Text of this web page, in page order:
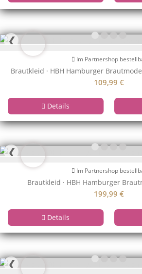
❮
Im Partnershop
Brautkleid · HBH Hamburger
109,99 €
Details
❮
Im Partnershop
Brautkleid · HBH Hamburger
199,99 €
Details
❮